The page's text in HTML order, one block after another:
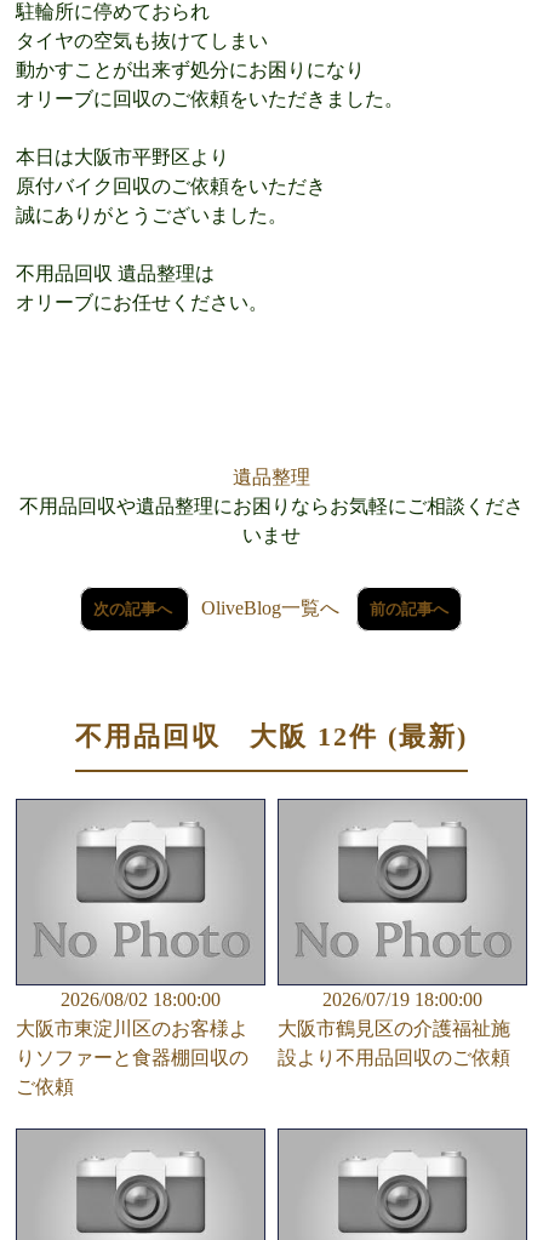
駐輪所に停めておられ
タイヤの空気も抜けてしまい
動かすことが出来ず処分にお困りになり
オリーブに回収のご依頼をいただきました。
本日は大阪市平野区より
原付バイク回収のご依頼をいただき
誠にありがとうございました。
不用品回収 遺品整理は
オリーブにお任せください。
遺品整理
不用品回収や遺品整理にお困りならお気軽にご相談くださ
いませ
次の記事へ OliveBlog一覧へ 前の記事へ
不用品回収 大阪 12件 (最新)
2026/08/02 18:00:00
大阪市東淀川区のお客様よ
りソファーと食器棚回収の
ご依頼
2026/07/19 18:00:00
大阪市鶴見区の介護福祉施
設より不用品回収のご依頼